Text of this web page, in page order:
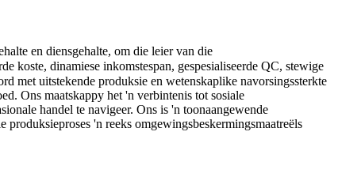
en diensgehalte, om die leier van die
koste, dinamiese inkomstespan, gespesialiseerde QC, stewige
Ons maatskappy het 'n verbintenis tot sosiale
handel te navigeer. Ons is 'n toonaangewende
'n reeks omgewingsbeskermingsmaatreëls